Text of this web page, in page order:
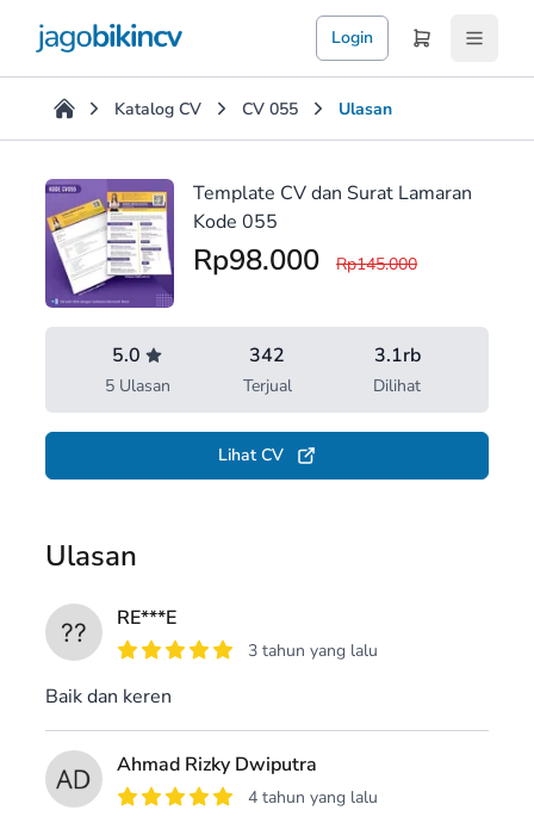
Login
Katalog CV CV 055 Ulasan
Ulasan
Tentang Template CV dan Surat Lamaran Kode 055
Template CV dan Surat Lamaran
Kode 055
Rp98.000 Rp145.000
5.0
5 Ulasan
342
Terjual
3.1rb
Dilihat
Lihat CV
Ulasan
RE***E
3 tahun yang lalu
Baik dan keren
Ahmad Rizky Dwiputra
4 tahun yang lalu